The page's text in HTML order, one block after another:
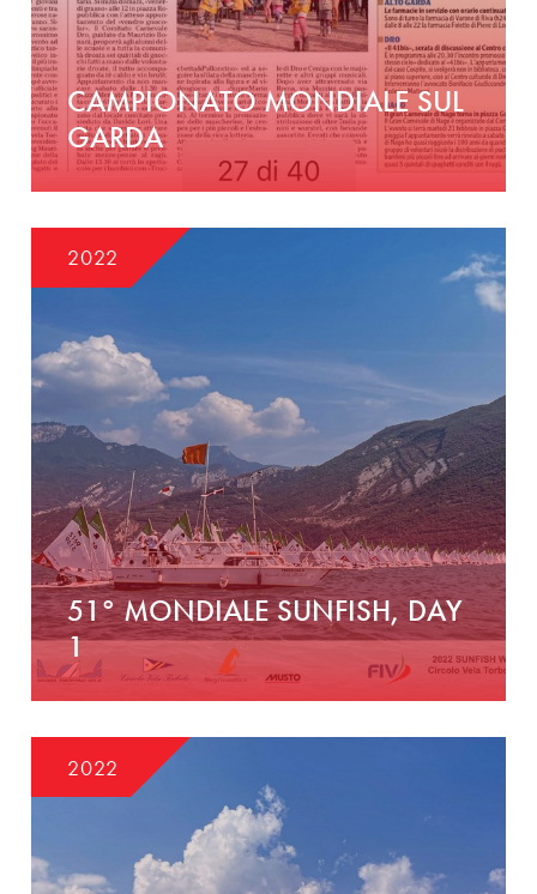
CAMPIONATO MONDIALE SUL
GARDA
2022
51° MONDIALE SUNFISH, DAY
1
2022